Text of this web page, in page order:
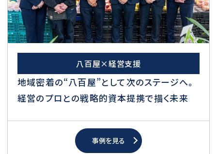
八百屋×経営支援
地域密着の“八百屋”として次のステージへ。
経営のプロとの戦略的資本提携で描く未来
事例を見る